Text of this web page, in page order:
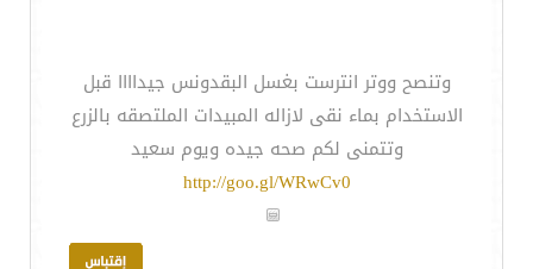
وتنصح ووتر انترست بغسل البقدونس جيداااا قبل
الاستخدام بماء نقى لازاله المبيدات الملتصقه بالزرع
وتتمنى لكم صحه جيده ويوم سعيد
http://goo.gl/WRwCv0